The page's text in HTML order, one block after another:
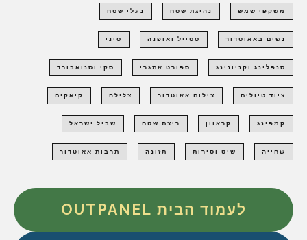
משקפי שמש נהיגת שטח נעלי שטח
נשים באאוטדור סטייל ואופנה סיני
סנפלינג וקניונינג ספורט אתגרי סקי וסנואבורד
ציוד טיולים צילום אאוטדור צלילה קיאקים
קמפינג קראוון ריצת שטח שביל ישראל
שחייה שיט וסירות תזונה תרבות אאוטדור
לעמוד הבית OUTPANEL